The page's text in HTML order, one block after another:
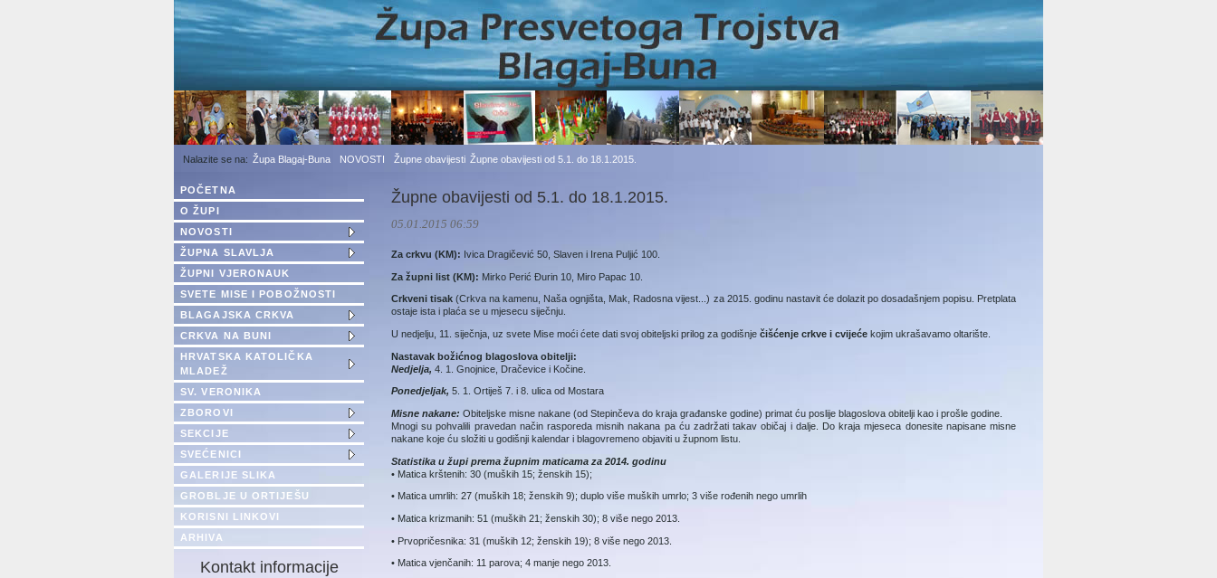
Župa Blagaj-Buna NOVOSTI Župne obavijesti Župne obavijesti od 5.1. do 18.1.2015.
Župne obavijesti od 5.1. do 18.1.2015.
05.01.2015 06:59
Za crkvu (KM): Ivica Dragičević 50, Slaven i Irena Puljić 100.
Za župni list (KM): Mirko Perić Đurin 10, Miro Papac 10.
Crkveni tisak(Crkva na kamenu, Naša ognjišta, Mak, Radosna vijest...) za 2015. godinu nastavit će dolazit po dosadašnjem popisu. Pretplata
ostaje ista i plaća se u mjesecu siječnju.
U nedjelju, 11. siječnja, uz svete Mise moći ćete dati svoj obiteljski prilog za godišnje čišćenje crkve i cvijeće kojim ukrašavamo oltarište.
Nastavak božićnog blagoslova obitelji:
Nedjelja, 4. 1. Gnojnice, Dračevice i Kočine.
Ponedjeljak, 5. 1. Ortiješ 7. i 8. ulica od Mostara
Misne nakane: Obiteljske misne nakane (od Stepinčeva do kraja građanske godine) primat ću poslije blagoslova obitelji kao i prošle godine.
Mnogi su pohvalili pravedan način rasporeda misnih nakana pa ću zadržati takav običaj i dalje. Do kraja mjeseca donesite napisane misne
nakane koje ću složiti u godišnji kalendar i blagovremeno objaviti u župnom listu.
Statistika u župi prema župnim maticama za 2014. godinu
• Matica krštenih: 30 (muških 15; ženskih 15);
• Matica umrlih: 27 (muških 18; ženskih 9); duplo više muških umrlo; 3 više rođenih nego umrlih
• Matica krizmanih: 51 (muških 21; ženskih 30); 8 više nego 2013.
• Prvopričesnika: 31 (muških 12; ženskih 19); 8 više nego 2013.
• Matica vjenčanih: 11 parova; 4 manje nego 2013.
POČETNA
O ŽUPI
NOVOSTI
ŽUPNA SLAVLJA
ŽUPNI VJERONAUK
SVETE MISE I POBOŽNOSTI
BLAGAJSKA CRKVA
CRKVA NA BUNI
HRVATSKA KATOLIČKA
MLADEŽ
SV. VERONIKA
ZBOROVI
SEKCIJE
SVEĆENICI
GALERIJE SLIKA
GROBLJE U ORTIJEŠU
KORISNI LINKOVI
ARHIVA
Kontakt informacije